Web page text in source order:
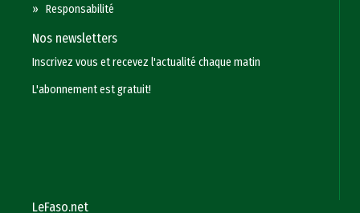
»Responsabilité
Nos newsletters
Inscrivez vous et recevez l'actualité chaque matin
L'abonnement est gratuit!
LeFaso.net